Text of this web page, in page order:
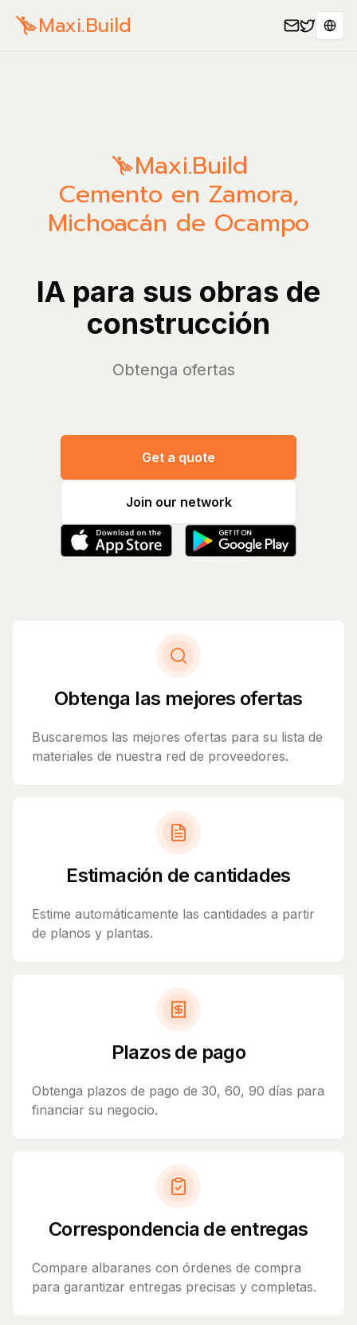
Maxi.Build
Maxi.Build
Cemento en Zamora,
Michoacán de Ocampo
IA para sus obras de
construcción
Obteng
Get a quote
Join our network
Obtenga las mejores ofertas
Buscaremos las mejores ofertas para su lista de
materiales de nuestra red de proveedores.
Estimación de cantidades
Estime automáticamente las cantidades a partir
de planos y plantas.
Plazos de pago
Obtenga plazos de pago de 30, 60, 90 días para
financiar su negocio.
Correspondencia de entregas
Compare albaranes con órdenes de compra
para garantizar entregas precisas y completas.